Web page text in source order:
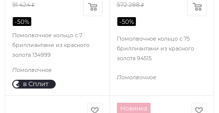
Помолвочное кольцо с 7
бриллиантами из красного
золота 134999
Помолвочное
91 424₽
-50%
в Сплит
Помолвочное кольцо с 75
бриллиантами из красного
золота 94515
Помолвочное
572 288₽
-50%
Новинка